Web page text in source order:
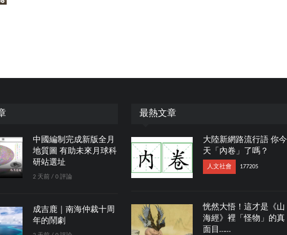
中國編制完成新版全月
地質圖 有助未來月球科
研站選址
2 天前 / 0 評論
成吉鹿｜南海仲裁十周
年的鬧劇
最熱文章
大陸新網路流行語 你今
天「內卷」了嗎？
人文社會 177205
恍然大悟！這才是《山
海經》裡「怪物」的真
面目……